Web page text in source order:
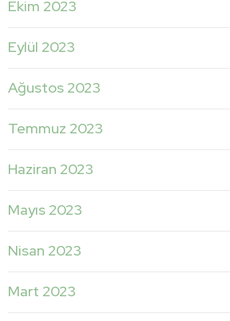
Ekim 2023
Eylül 2023
Ağustos 2023
Temmuz 2023
Haziran 2023
Mayıs 2023
Nisan 2023
Mart 2023